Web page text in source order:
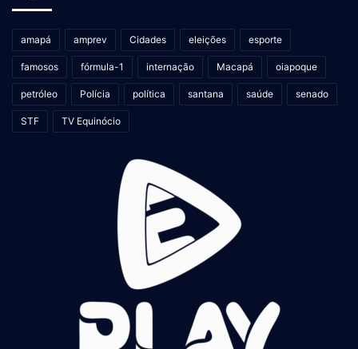
amapá amprev Cidades eleições esporte
famosos fórmula-1 internação Macapá oiapoque
petróleo Polícia política santana saúde senado
STF TV Equinócio